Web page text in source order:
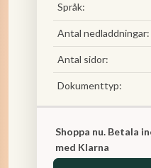
Språk:
Antal nedladdningar:
Antal sidor:
Dokumenttyp:
Shoppa nu. Betala
med Klarna